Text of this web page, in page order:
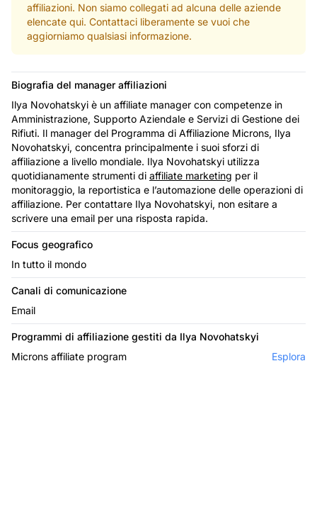
affiliazioni. Non siamo collegati ad alcuna delle aziende
elencate qui. Contattaci liberamente se vuoi che
aggiorniamo qualsiasi informazione.
Biografia del manager affiliazioni
Ilya Novohatskyi è un affiliate manager con competenze in
Amministrazione, Supporto Aziendale e Servizi di Gestione dei
Rifiuti. Il manager del Programma di Affiliazione Microns, Ilya
Novohatskyi, concentra principalmente i suoi sforzi di
affiliazione a livello mondiale. Ilya Novohatskyi utilizza
quotidianamente strumenti di affiliate marketing per il
monitoraggio, la reportistica e l’automazione delle operazioni di
affiliazione. Per contattare Ilya Novohatskyi, non esitare a
scrivere una email per una risposta rapida.
Focus geografico
In tutto il mondo
Canali di comunicazione
Email
Programmi di affiliazione gestiti da Ilya Novohatskyi
Microns affiliate program
Esplora